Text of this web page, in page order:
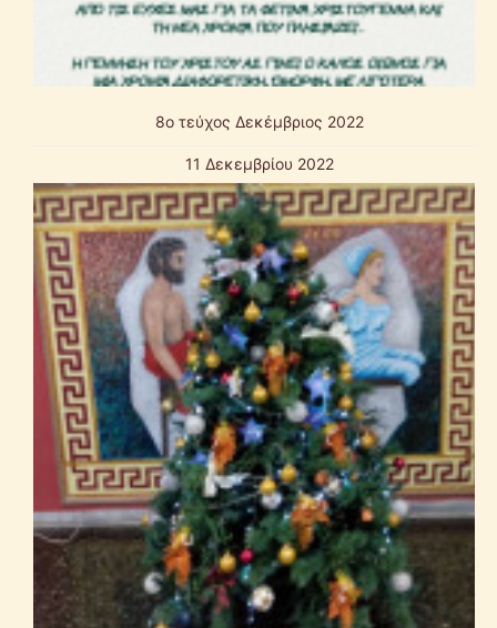
8ο τεύχος Δεκέμβριος 2022
11 Δεκεμβρίου 2022